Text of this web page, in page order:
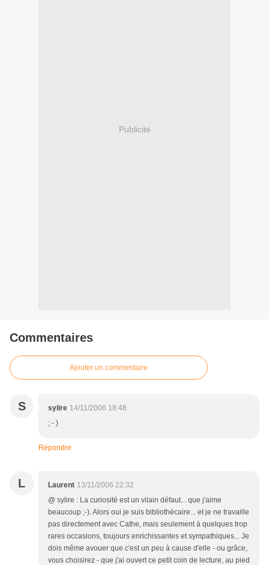
Publicité
Commentaires
Ajouter un commentaire
S sylire 14/11/2006 18:48
; - )
Répondre
L Laurent 13/11/2006 22:32
@ sylire : La curiosité est un vilain défaut... que j'aime
beaucoup ;-). Alors oui je suis bibliothécaire... et je ne travaille
pas directement avec Cathe, mais seulement à quelques trop
rares occasions, toujours enrichissantes et sympathiques... Je
dois même avouer que c'est un peu à cause d'elle - ou grâce,
vous choisirez - que j'ai ouvert ce petit coin de lecture, au pied